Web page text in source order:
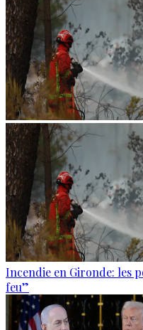
Incendie en Gironde: les
feu”